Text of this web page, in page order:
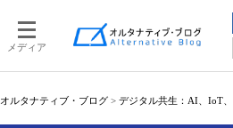
メディア
オルタナティブ・ブログ > デジタル共生：AI、IoT